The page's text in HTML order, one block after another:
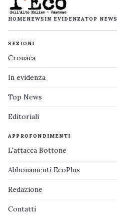
HOMENEWS IN EVIDENZATOP NEWS
SEZIONI
Cronaca
In evidenza
Top News
Editoriali
APPROFONDIMENTI
L'attacca Bottone
Abbonamenti EcoPlus
Redazione
Contatti